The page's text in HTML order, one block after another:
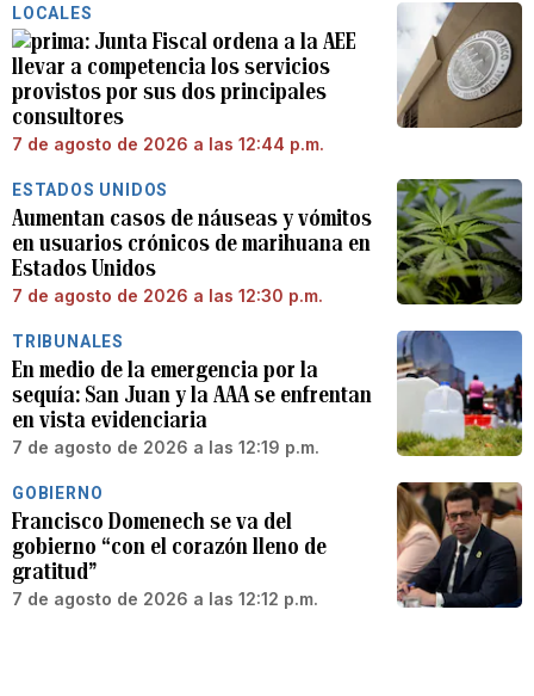
LOCALES
Junta Fiscal ordena a la AEE
llevar a competencia los servicios
provistos por sus dos principales
consultores
7 de agosto de 2026 a las 12:44 p.m.
ESTADOS UNIDOS
Aumentan casos de náuseas y vómitos
en usuarios crónicos de marihuana en
Estados Unidos
7 de agosto de 2026 a las 12:30 p.m.
TRIBUNALES
En medio de la emergencia por la
sequía: San Juan y la AAA se enfrentan
en vista evidenciaria
7 de agosto de 2026 a las 12:19 p.m.
GOBIERNO
Francisco Domenech se va del
gobierno “con el corazón lleno de
gratitud”
7 de agosto de 2026 a las 12:12 p.m.